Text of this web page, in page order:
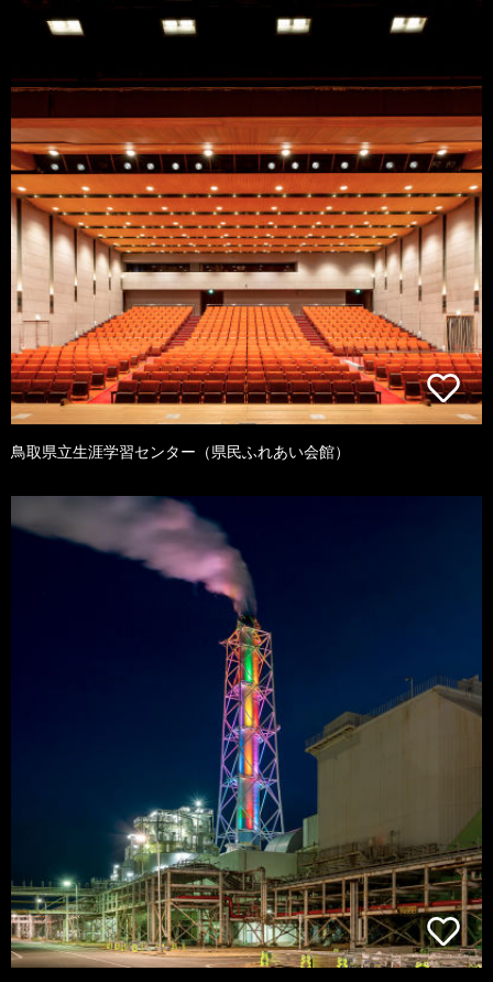
鳥取県立生涯学習センター（県民ふれあい会館）